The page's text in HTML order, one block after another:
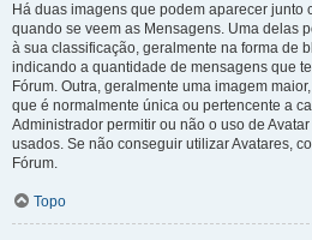
Há duas imagens que podem aparecer junto
quando se veem as Mensagens. Uma delas
à sua classificação, geralmente na forma de
indicando a quantidade de mensagens que
Fórum. Outra, geralmente uma imagem
que é normalmente única ou pertencente a
Administrador permitir ou não o uso de
usados. Se não conseguir utilizar Avatares,
Fórum.
Topo